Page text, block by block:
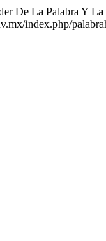
De La Palabra Y
index.php/